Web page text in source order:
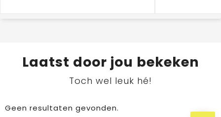
Laatst door jou bekeken
Toch wel leuk hé!
Geen resultaten gevonden.